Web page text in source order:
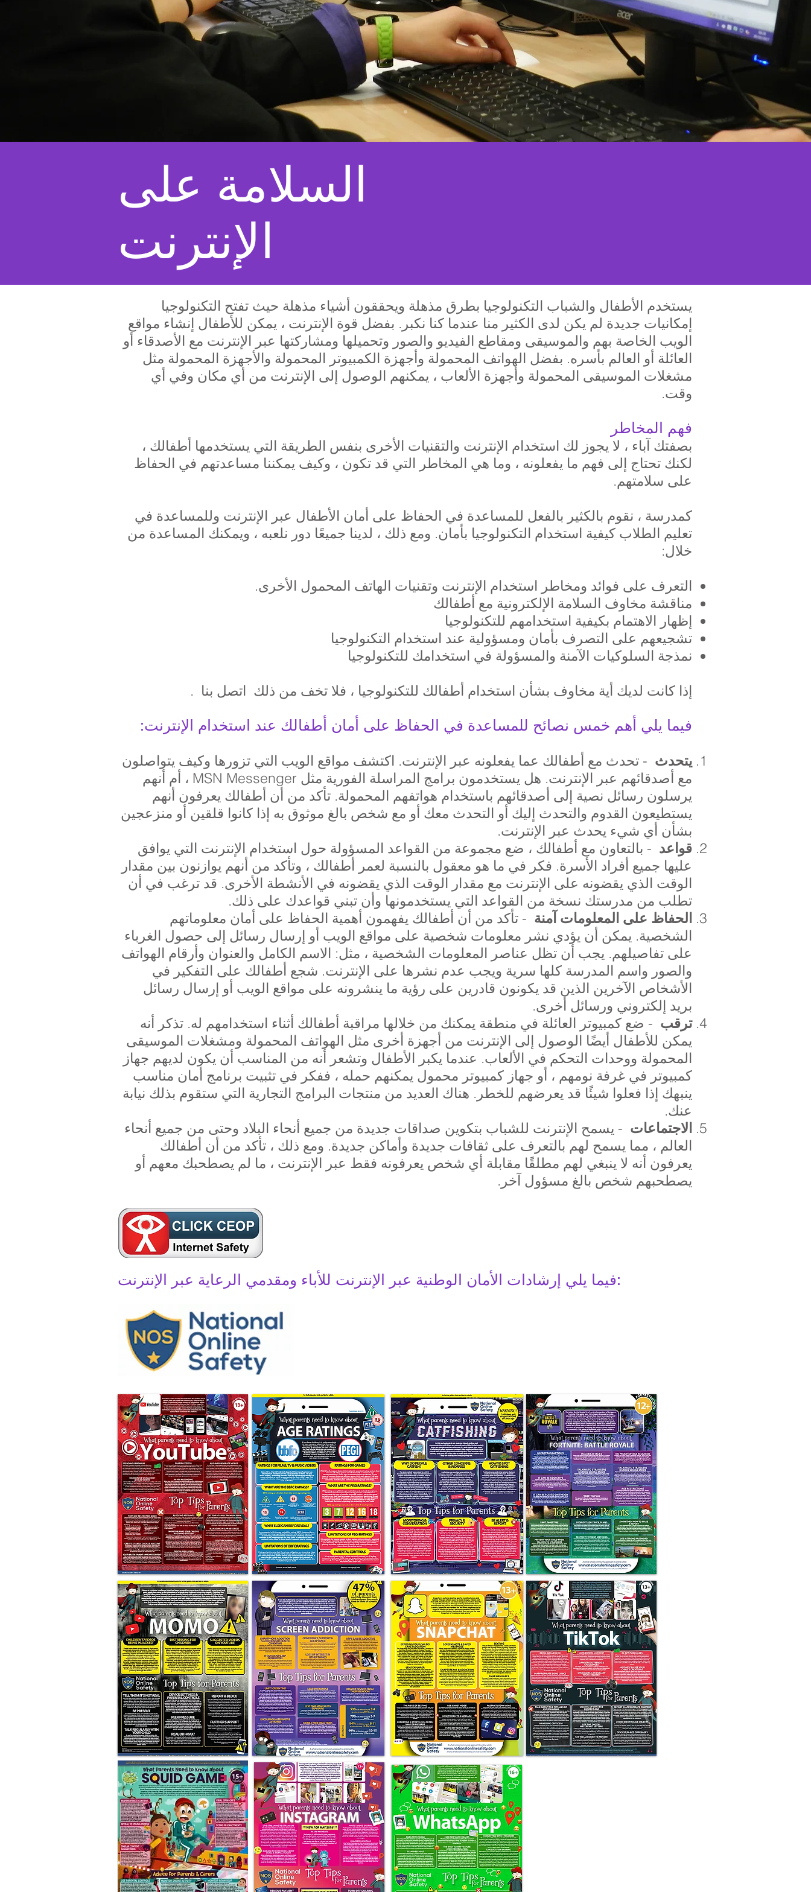
السلامة على
الإنترنت
يستخدم الأطفال والشباب التكنولوجيا بطرق مذهلة ويحققون أشياء مذهلة حيث تفتح التكنولوجيا
إمكانيات جديدة لم يكن لدى الكثير منا عندما كنا نكبر. بفضل قوة الإنترنت ، يمكن للأطفال إنشاء مواقع
الويب الخاصة بهم والموسيقى ومقاطع الفيديو والصور وتحميلها ومشاركتها عبر الإنترنت مع الأصدقاء أو
العائلة أو العالم بأسره. بفضل الهواتف المحمولة وأجهزة الكمبيوتر المحمولة والأجهزة المحمولة مثل
مشغلات الموسيقى المحمولة وأجهزة الألعاب ، يمكنهم الوصول إلى الإنترنت من أي مكان وفي أي
وقت.
فهم المخاطر
بصفتك آباء ، لا يجوز لك استخدام الإنترنت والتقنيات الأخرى بنفس الطريقة التي يستخدمها أطفالك ،
لكنك تحتاج إلى فهم ما يفعلونه ، وما هي المخاطر التي قد تكون ، وكيف يمكننا مساعدتهم في الحفاظ
على سلامتهم.
كمدرسة ، نقوم بالكثير بالفعل للمساعدة في الحفاظ على أمان الأطفال عبر الإنترنت وللمساعدة في
تعليم الطلاب كيفية استخدام التكنولوجيا بأمان. ومع ذلك ، لدينا جميعًا دور نلعبه ، ويمكنك المساعدة من
خلال:
التعرف على فوائد ومخاطر استخدام الإنترنت وتقنيات الهاتف المحمول الأخرى.
مناقشة مخاوف السلامة الإلكترونية مع أطفالك
إظهار الاهتمام بكيفية استخدامهم للتكنولوجيا
تشجيعهم على التصرف بأمان ومسؤولية عند استخدام التكنولوجيا
نمذجة السلوكيات الآمنة والمسؤولة في استخدامك للتكنولوجيا
إذا كانت لديك أية مخاوف بشأن استخدام أطفالك للتكنولوجيا ، فلا تخف من ذلك اتصل بنا .
فيما يلي أهم خمس نصائح للمساعدة في الحفاظ على أمان أطفالك عند استخدام الإنترنت:
يتحدث - تحدث مع أطفالك عما يفعلونه عبر الإنترنت. اكتشف مواقع الويب التي تزورها وكيف يتواصلون
مع أصدقائهم عبر الإنترنت. هل يستخدمون برامج المراسلة الفورية مثل MSN Messenger ، أم أنهم
يرسلون رسائل نصية إلى أصدقائهم باستخدام هواتفهم المحمولة. تأكد من أن أطفالك يعرفون أنهم
يستطيعون القدوم والتحدث إليك أو التحدث معك أو مع شخص بالغ موثوق به إذا كانوا قلقين أو منزعجين
بشأن أي شيء يحدث عبر الإنترنت.
قواعد - بالتعاون مع أطفالك ، ضع مجموعة من القواعد المسؤولة حول استخدام الإنترنت التي يوافق
عليها جميع أفراد الأسرة. فكر في ما هو معقول بالنسبة لعمر أطفالك ، وتأكد من أنهم يوازنون بين مقدار
الوقت الذي يقضونه على الإنترنت مع مقدار الوقت الذي يقضونه في الأنشطة الأخرى. قد ترغب في أن
تطلب من مدرستك نسخة من القواعد التي يستخدمونها وأن تبني قواعدك على ذلك.
الحفاظ على المعلومات آمنة - تأكد من أن أطفالك يفهمون أهمية الحفاظ على أمان معلوماتهم
الشخصية. يمكن أن يؤدي نشر معلومات شخصية على مواقع الويب أو إرسال رسائل إلى حصول الغرباء
على تفاصيلهم. يجب أن تظل عناصر المعلومات الشخصية ، مثل: الاسم الكامل والعنوان وأرقام الهواتف
والصور واسم المدرسة كلها سرية ويجب عدم نشرها على الإنترنت. شجع أطفالك على التفكير في
الأشخاص الآخرين الذين قد يكونون قادرين على رؤية ما ينشرونه على مواقع الويب أو إرسال رسائل
بريد إلكتروني ورسائل أخرى.
ترقب - ضع كمبيوتر العائلة في منطقة يمكنك من خلالها مراقبة أطفالك أثناء استخدامهم له. تذكر أنه
يمكن للأطفال أيضًا الوصول إلى الإنترنت من أجهزة أخرى مثل الهواتف المحمولة ومشغلات الموسيقى
المحمولة ووحدات التحكم في الألعاب. عندما يكبر الأطفال وتشعر أنه من المناسب أن يكون لديهم جهاز
كمبيوتر في غرفة نومهم ، أو جهاز كمبيوتر محمول يمكنهم حمله ، ففكر في تثبيت برنامج أمان مناسب
ينبهك إذا فعلوا شيئًا قد يعرضهم للخطر. هناك العديد من منتجات البرامج التجارية التي ستقوم بذلك نيابة
عنك.
الاجتماعات - يسمح الإنترنت للشباب بتكوين صداقات جديدة من جميع أنحاء البلاد وحتى من جميع أنحاء
العالم ، مما يسمح لهم بالتعرف على ثقافات جديدة وأماكن جديدة. ومع ذلك ، تأكد من أن أطفالك
يعرفون أنه لا ينبغي لهم مطلقًا مقابلة أي شخص يعرفونه فقط عبر الإنترنت ، ما لم يصطحبك معهم أو
يصطحبهم شخص بالغ مسؤول آخر.
فيما يلي إرشادات الأمان الوطنية عبر الإنترنت للأباء ومقدمي الرعاية عبر الإنترنت: